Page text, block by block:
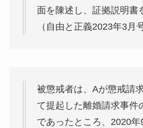
面を陳述し、証拠説明書
（自由と正義2023年3月
被懲戒者は、Aが懲戒請
て提起した離婚請求事件
であったところ、2020